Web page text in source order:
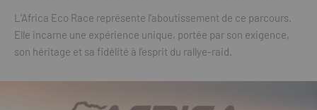
L’Africa Eco Race représente l’aboutissement de ce parcours.
Elle incarne une expérience unique, portée par son exigence,
son héritage et sa fidélité à l’esprit du rallye-raid.